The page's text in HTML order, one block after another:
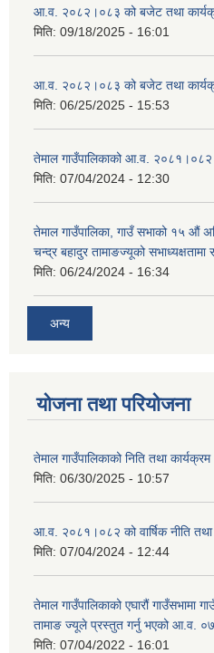
आ.व. २०८२।०८३ को बजेट तथा
मिति: 09/18/2025 - 16:01
आ.व. २०८२।०८३ को बजेट तथा
मिति: 06/25/2025 - 15:53
तेमाल गाउँपालिकाको आ.व.
मिति: 07/04/2024 - 12:30
तेमाल गाउँपालिका, गाउँ सभाको १५ औं
चन्द्र बहादुर तामाङज्यूको सभाध्यक्षतामा
मिति: 06/24/2024 - 16:34
अन्य
योजना तथा परियोजना
तेमाल गाउँपालिकाको निति तथा
मिति: 06/30/2025 - 10:57
आ.व. २०८१।०८२ को वार्षिक नीति तथा
मिति: 07/04/2024 - 12:44
तेमाल गाउँपालिकाको एघारौं गाउँसभामा
तामाङ ज्यूले प्रस्तुत गर्नु भएको आ.व.
मिति: 07/04/2022 - 16:01